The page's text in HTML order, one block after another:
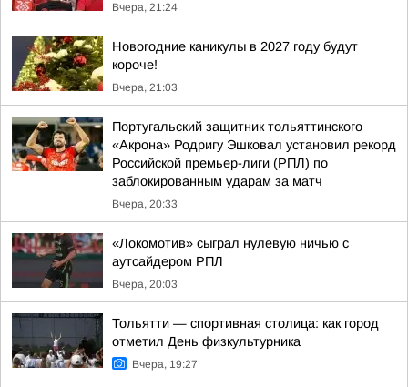
Вчера, 21:24
Новогодние каникулы в 2027 году будут
короче!
Вчера, 21:03
Португальский защитник тольяттинского
«Акрона» Родригу Эшковал установил рекорд
Российской премьер-лиги (РПЛ) по
заблокированным ударам за матч
Вчера, 20:33
«Локомотив» сыграл нулевую ничью с
аутсайдером РПЛ
Вчера, 20:03
Тольятти — спортивная столица: как город
отметил День физкультурника
Вчера, 19:27